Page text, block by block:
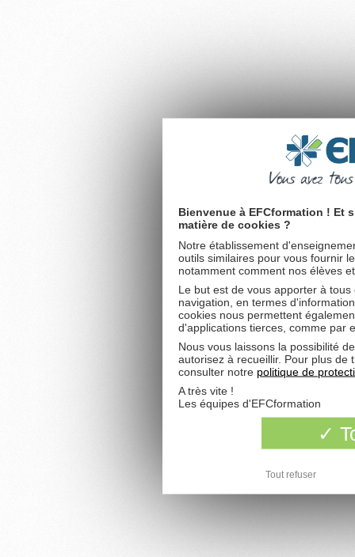
Bienvenue à EFCformation ! Et
matière de cookies ?
Notre établissement
outils similaires pour vous fournir
notamment comment nos élèves
Le but est de vous apporter à
navigation, en termes
cookies nous permettent
d'applications tierces, comme par
Nous vous laissons la possibilité
autorisez à recueillir. Pour plus de
consulter notre politique de
A très vite !
Les équipes d'EFCformation
Tout refuser